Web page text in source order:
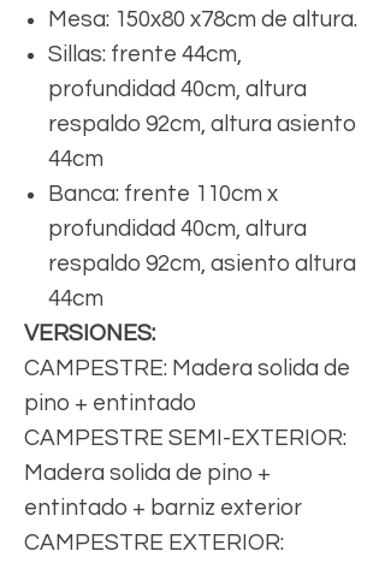
Mesa: 150x80 x78cm de altura.
Sillas: frente 44cm,
profundidad 40cm, altura
respaldo 92cm, altura asiento
44cm
Banca: frente 110cm x
profundidad 40cm, altura
respaldo 92cm, asiento altura
44cm
VERSIONES:
CAMPESTRE: Madera solida de
pino + entintado
CAMPESTRE SEMI-EXTERIOR:
Madera solida de pino +
entintado + barniz exterior
CAMPESTRE EXTERIOR: